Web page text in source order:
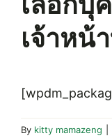
เจ้าหน้
By kitty mamazeng